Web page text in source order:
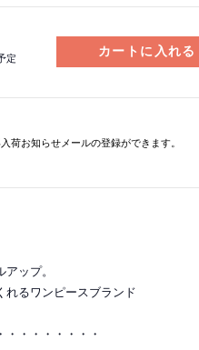
定
荷お知らせメールの登録ができます。
ップ。
れるワンピースブランド
・・・・・・・・